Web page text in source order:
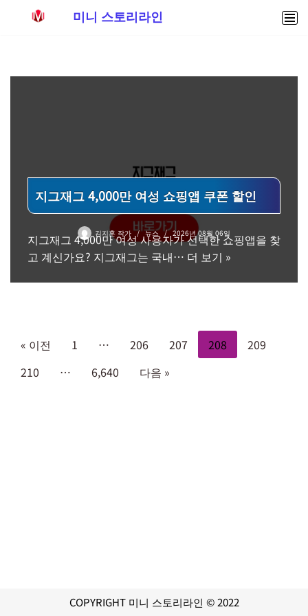
미니 스토리라인
지그재그 4,000만 여성 쇼핑앱 쿠폰 할인
김지훈 작가 뉴스 2026년 08월 06일
지그재그 4,000만 여성 사용자가 선택한 쇼핑앱을 찾
고 계신가요? 지그재그는 국내… 더 보기 »
« 이전 1 … 206 207 208
209
210
… 6,640 다음 »
COPYRIGHT 미니 스토리라인 © 2022